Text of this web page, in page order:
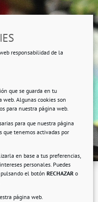
responsabilidad de la
que se guarda en tu
web. Algunas cookies son
para nuestra página web.
para que nuestra página
que tenemos activadas por
en base a tus preferencias,
personales. Puedes
el botón RECHAZAR o
página web.